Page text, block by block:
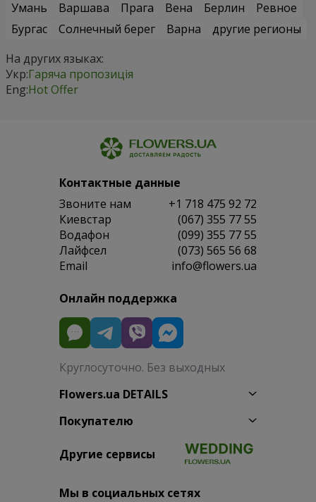
Умань
Варшава Прага Вена Берлин
Ревное
Бургас
Солнечный берег Варна
другие регионы
На других языках:
Укр:Гаряча пропозиція
Eng:Hot Offer
Контактные данные
Звоните нам
+1 718 475 92 72
Киевстар
(067) 355 77 55
Водафон
(099) 355 77 55
Лайфсел
(073) 565 56 68
Email
info@flowers.ua
Онлайн поддержка
Круглосуточно. Без выходных
Flowers.ua DETAILS
Покупателю
Другие сервисы
Мы в социальных сетях